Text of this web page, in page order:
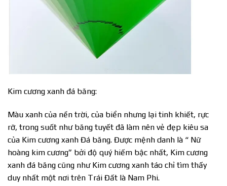
Kim cương xanh đá băng:
Màu xanh của nền trời, của biển nhưng lại tinh khiết, rực
rỡ, trong suốt như băng tuyết đã làm nên vẻ đẹp kiêu sa
của Kim cương xanh Đá băng. Được mệnh danh là “ Nữ
hoàng kim cương” bởi độ quý hiếm bậc nhất, Kim cương
xanh đá băng cũng như Kim cương xanh táo chỉ tìm thấy
duy nhất một nơi trên Trái Đất là Nam Phi.